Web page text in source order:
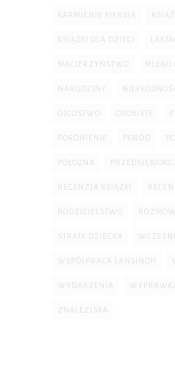
KARMIENIE PIERSIĄ
KSIĄŻKI DLA DZIECI
MACIERZYŃSTWO MLEKO
NARODZINY
OJCOSTWO OSOBISTE
PORONIENIE PORÓD
POŁOŻNA
RECENZJA KSIĄŻKI
RODZICIELSTWO
STRATA DZIECKA
WSPÓŁPRACA LANSINOH
WYDARZENIA
ZNALEZISKA